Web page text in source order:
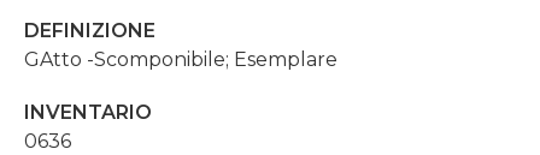
DEFINIZIONE
GAtto -Scomponibile; Esemplare
INVENTARIO
0636